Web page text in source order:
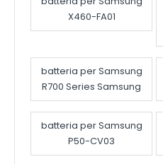
X460-FA01
batteria per Samsung
R700 Series Samsung
batteria per Samsung
P50-CV03